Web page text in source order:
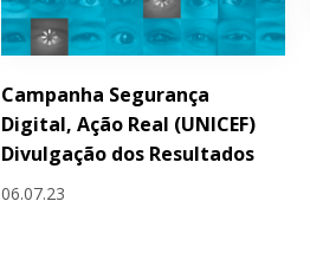
Campanha Segurança
Digital, Ação Real (UNICEF)
Divulgação dos Resultados
06.07.23